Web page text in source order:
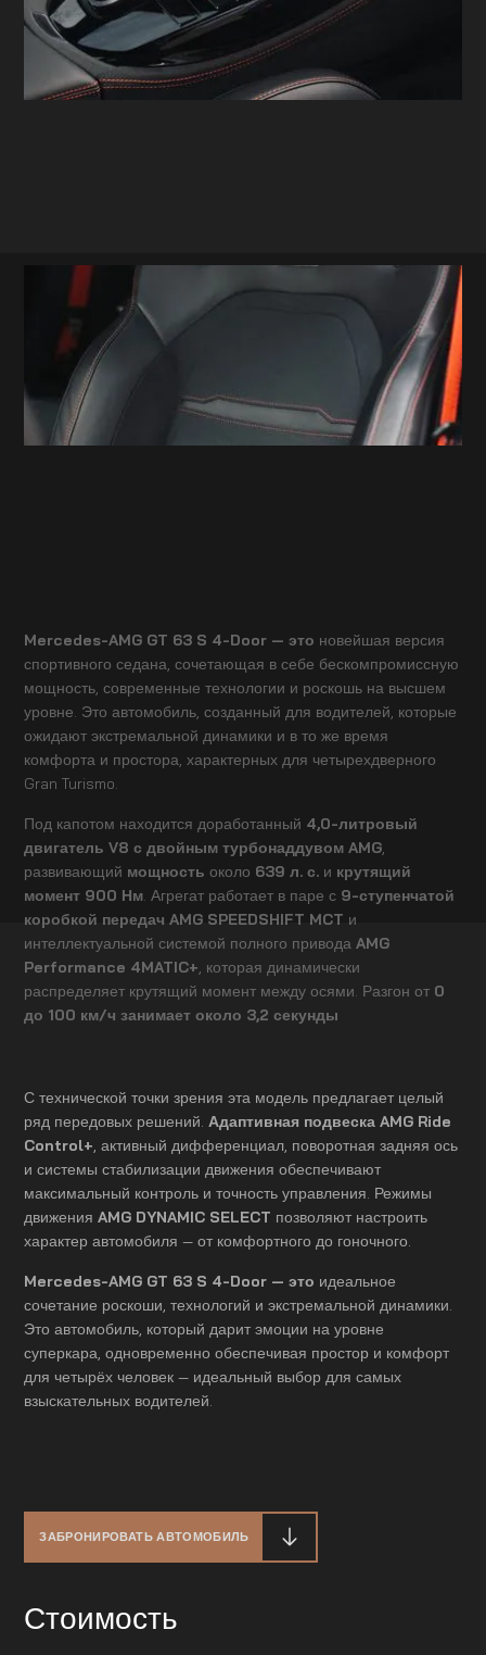
Mercedes-AMG GT 63 S 4-Door — это новейшая версия
спортивного седана, сочетающая в себе бескомпромиссную
мощность, современные технологии и роскошь на высшем
уровне. Это автомобиль, созданный для водителей, которые
ожидают экстремальной динамики и в то же время
комфорта и простора, характерных для четырехдверного
Gran Turismo.
Под капотом находится доработанный 4,0-литровый
двигатель V8 с двойным турбонаддувом AMG
развивающий мощность около 639 л. с. и крутящий
момент 900 Нм . Агрегат работает в паре с 9-ступенчатой
коробкой передач AMG SPEEDSHIFT MCT и
интеллектуальной системой полного приводаAMG
Performance 4MATIC+ , которая динамически
распределяет крутящий момент между осями. Разгон от 0
до 100 км/ч занимает около 3,2 секунды
С технической точки зрения эта модель предлагает целый
ряд передовых решений. Адаптивная подвеска AMG Ride
Control+ , активный дифференциал, поворотная задняя ось
и системы стабилизации движения обеспечивают
максимальный контроль и точность управления. Режимы
движенияAMG DYNAMIC SELECT позволяют настроить
характер автомобиля — от комфортного до гоночного.
Mercedes-AMG GT 63 S 4-Door — это идеальное
сочетание роскоши, технологий и экстремальной динамики.
Это автомобиль, который дарит эмоции на уровне
суперкара, одновременно обеспечивая простор и комфорт
для четырёх человек — идеальный выбор для самых
взыскательных водителей.
ЗАБРОНИРОВАТЬ АВТОМОБИЛЬ
Стоимость